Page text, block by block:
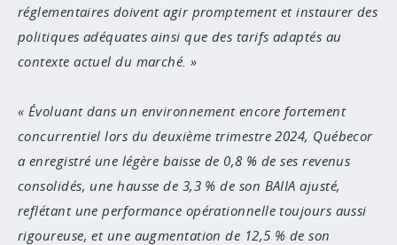
réglementaires doivent agir promptement et instaurer des
politiques adéquates ainsi que des tarifs adaptés au
contexte actuel du marché.
Évoluant dans un environnement encore fortement
concurrentiel lors du deuxième trimestre 2024, Québecor
a enregistré une légère baisse de 0,8 % de ses revenus
consolidés, une hausse de 3,3 % de son BAIIA ajusté,
reflétant une performance opérationnelle toujours aussi
rigoureuse, et une augmentation de 12,5 % de son